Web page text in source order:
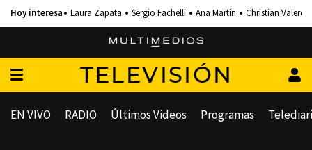
Laura Zapata Sergio Fachelli Ana Martín Christian Valero
TELEVISIÓN
EN VIVO RADIO Últimos Videos Programas